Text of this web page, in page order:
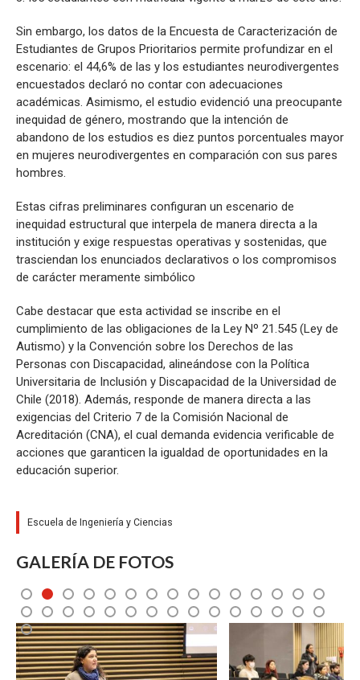
Sin embargo, los datos de la Encuesta de Caracterización de
Estudiantes de Grupos Prioritarios permite profundizar en el
escenario: el 44,6% de las y los estudiantes neurodivergentes
encuestados declaró no contar con adecuaciones
académicas. Asimismo, el estudio evidenció una preocupante
inequidad de género, mostrando que la intención de
abandono de los estudios es diez puntos porcentuales mayor
en mujeres neurodivergentes en comparación con sus pares
hombres.
Estas cifras preliminares configuran un escenario de
inequidad estructural que interpela de manera directa a la
institución y exige respuestas operativas y sostenidas, que
trasciendan los enunciados declarativos o los compromisos
de carácter meramente simbólico
Cabe destacar que esta actividad se inscribe en el
cumplimiento de las obligaciones de la Ley Nº 21.545 (Ley de
Autismo) y la Convención sobre los Derechos de las
Personas con Discapacidad, alineándose con la Política
Universitaria de Inclusión y Discapacidad de la Universidad de
Chile (2018). Además, responde de manera directa a las
exigencias del Criterio 7 de la Comisión Nacional de
Acreditación (CNA), el cual demanda evidencia verificable de
acciones que garanticen la igualdad de oportunidades en la
educación superior.
Escuela de Ingeniería y Ciencias
GALERÍA DE FOTOS
Zoom
5 6 7 8 9 10 11 12 13 14
15
20 21 22 23 24 25 26 27 28 29 30